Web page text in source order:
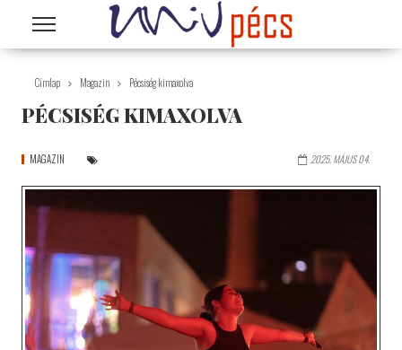
Ugrás a tartalomra
Címlap Magazin Pécsiség kimaxolva
PÉCSISÉG KIMAXOLVA
MAGAZIN 2025. MÁJUS 04.